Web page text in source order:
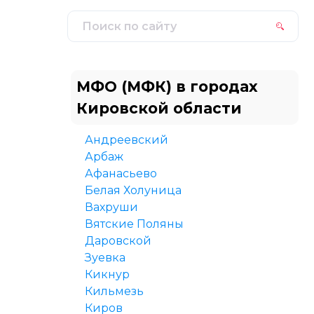
МФО (МФК) в городах
Кировской области
Андреевский
Арбаж
Афанасьево
Белая Холуница
Вахруши
Вятские Поляны
Даровской
Зуевка
Кикнур
Кильмезь
Киров